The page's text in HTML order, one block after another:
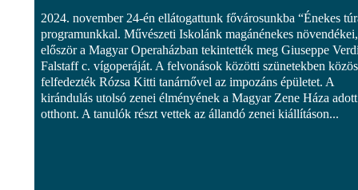
2024. november 24-én ellátogattunk fővárosunkba “Énekes
programunkkal. Művészeti Iskolánk magánénekes növendékei,
először a Magyar Operaházban tekintették meg Giuseppe
Falstaff c. vígoperáját. A felvonások közötti szünetekben
felfedezték Rózsa Kitti tanárnővel az impozáns épületet. A
kirándulás utolsó zenei élményének a Magyar Zene Háza adott
otthont. A tanulók részt vettek az állandó zenei kiállításon...